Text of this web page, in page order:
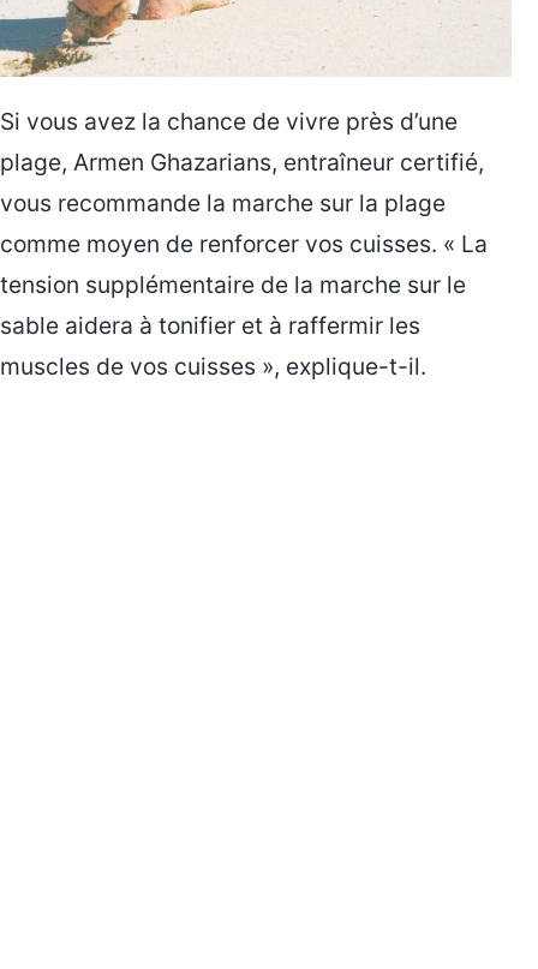
Si vous avez la chance de vivre près d’une
plage, Armen Ghazarians, entraîneur certifié,
vous recommande la marche sur la plage
comme moyen de renforcer vos cuisses. « La
tension supplémentaire de la marche sur le
sable aidera à tonifier et à raffermir les
muscles de vos cuisses », explique-t-il.